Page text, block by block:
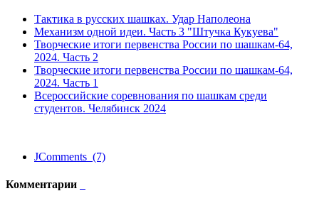
Тактика в русских шашках. Удар Наполеона
Механизм одной идеи. Часть 3 "Штучка Кукуева"
Творческие итоги первенства России по шашкам-64,
2024. Часть 2
Творческие итоги первенства России по шашкам-64,
2024. Часть 1
Всероссийские соревнования по шашкам среди
студентов. Челябинск 2024
JComments (7)
Комментарии